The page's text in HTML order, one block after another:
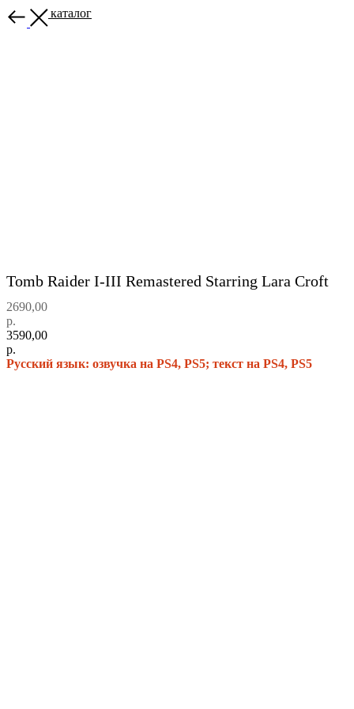
Назад в каталог
Tomb Raider I-III Remastered Starring Lara Croft
2690,00
р.
3590,00
р.
Русский язык: озвучка на PS4, PS5; текст на PS4, PS5